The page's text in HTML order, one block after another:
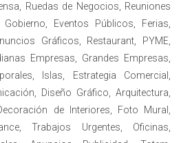
Ruedas de Negocios, Reuniones
Eventos Públicos, Ferias,
Gráficos, Restaurant, PYME,
Empresas, Grandes Empresas,
Islas, Estrategia Comercial,
Diseño Gráfico, Arquitectura,
de Interiores, Foto Mural,
Trabajos Urgentes, Oficinas,